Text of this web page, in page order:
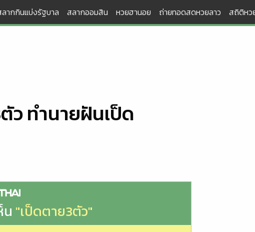
ากกินแบ่งรัฐบาล สลากออมสิน หวยฮานอย ถ่ายทอดสดหวยลาว สถิติหว
ว ทำนายฝันเป็ด
น "เป็ดตาย3ตัว"